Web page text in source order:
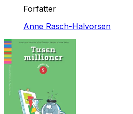
Forfatter
Anne Rasch-Halvorsen